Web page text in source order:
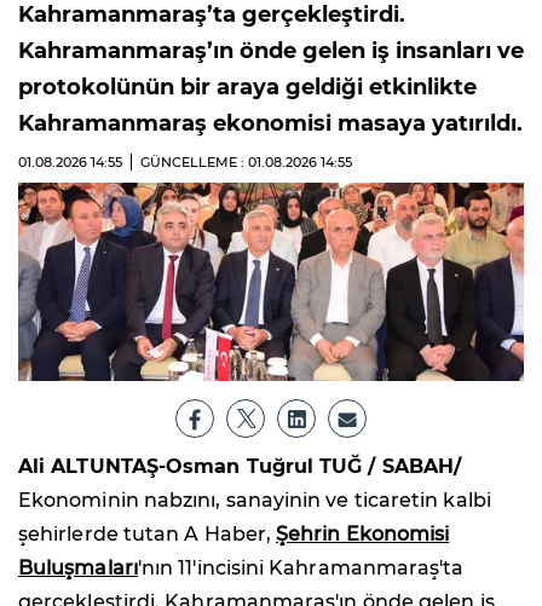
Kahramanmaraş’ta gerçekleştirdi.
Kahramanmaraş’ın önde gelen iş insanları ve
protokolünün bir araya geldiği etkinlikte
Kahramanmaraş ekonomisi masaya yatırıldı.
01.08.2026 14:55 GÜNCELLEME : 01.08.2026 14:55
Ali ALTUNTAŞ-Osman Tuğrul TUĞ / SABAH/
Ekonominin nabzını, sanayinin ve ticaretin kalbi
şehirlerde tutan A Haber,Şehrin Ekonomisi
Buluşmaları'nın 11'incisini Kahramanmaraş'ta